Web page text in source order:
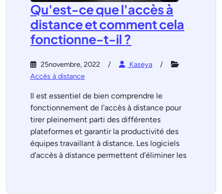
Qu'est-ce que l'accès à
distance et comment cela
fonctionne-t-il ?
25novembre, 2022
Kaseya
Accès à distance
Il est essentiel de bien comprendre le
fonctionnement de l'accès à distance pour
tirer pleinement parti des différentes
plateformes et garantir la productivité des
équipes travaillant à distance. Les logiciels
d'accès à distance permettent d'éliminer les